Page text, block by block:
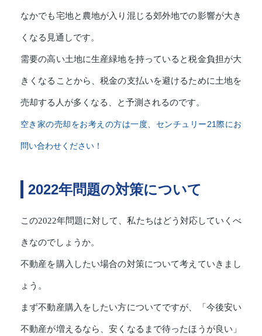
なかでも宅地と農地が入り混じる郊外地での影響が大き
くなる見通しです。
需要の高い土地に生産緑地を持っていると税金負担が大
きくなることから、税金の支払いを避けるために土地を
売却する人が多くなる、と予測されるのです。
空き家の売却をお考えの方は一度、センチュリー21際にお
問い合わせください！
2022年問題の対策について
この2022年問題に対して、私たちはどう対応していくべ
きなのでしょうか。
不動産を購入したい場合の対策について考えていきまし
ょう。
まず不動産購入をしたい方についてですが、「今後安い
不動産が増えるなら、安くなるまで待ったほうが良い」